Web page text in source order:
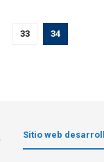
33 34
Sitio web